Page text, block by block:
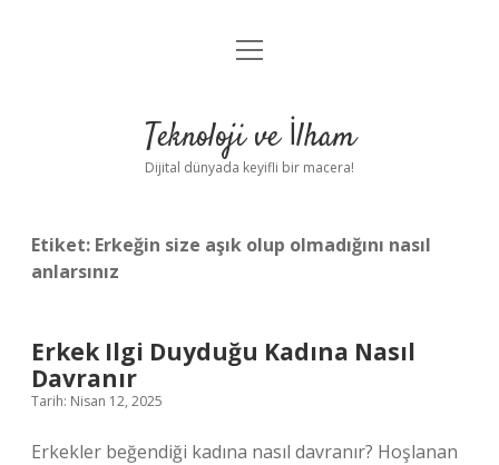
Anasayfa
Yasal Uyarı
menüyü
Teknoloji ve İlham
Dijital dünyada keyifli bir macera!
Etiket: Erkeğin size aşık olup olmadığını nasıl
anlarsınız
Erkek Ilgi Duyduğu Kadına Nasıl
Davranır
Tarih: Nisan 12, 2025
Erkekler beğendiği kadına nasıl davranır? Hoşlanan